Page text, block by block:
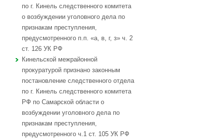
по г. Кинель следственного комитета
о возбуждении уголовного дела по
признакам преступления,
предусмотренного п.п. «а, в, г, з» ч. 2
ст. 126 УК РФ
Кинельской межрайонной
прокуратурой признано законным
постановление следственного отдела
по г. Кинель следственного комитета
РФ по Самарской области о
возбуждении уголовного дела по
признакам преступления,
предусмотренного ч.1 ст. 105 УК РФ